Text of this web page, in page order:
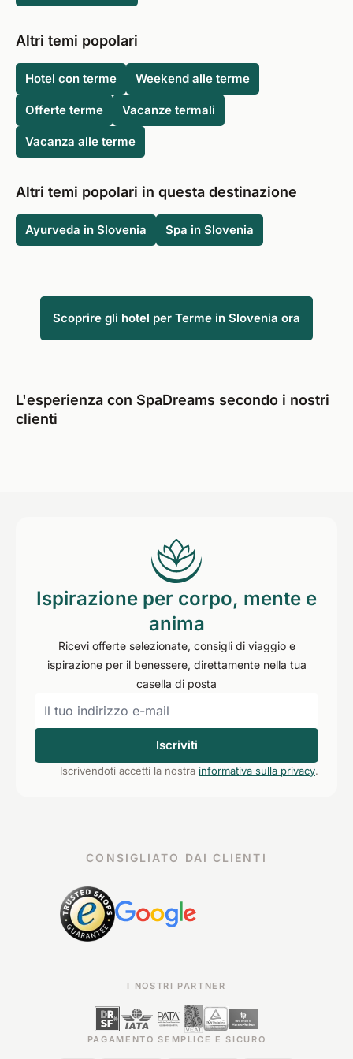
Altri temi popolari
Hotel con terme Weekend alle terme
Offerte terme Vacanze termali
Vacanza alle terme
Altri temi popolari in questa destinazione
Ayurveda in Slovenia Spa in Slovenia
Scoprire gli hotel per Terme in Slovenia ora
L'esperienza con SpaDreams secondo i nostri
clienti
Ispirazione per corpo, mente e
anima
Ricevi offerte selezionate, consigli di viaggio e
ispirazione per il benessere, direttamente nella tua
casella di posta
Iscriviti
Iscrivendoti accetti la nostra informativa sulla privacy.
CONSIGLIATO DAI CLIENTI
I NOSTRI PARTNER
PAGAMENTO SEMPLICE E SICURO